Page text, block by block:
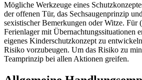
Mögliche Werkzeuge eines
der offenen Tür, das Sechsaugenprinzip
sexistischer Bemerkungen oder Witze. Für
Ferienlager mit Übernachtungssituationen
eigenes Kinderschutzkonzept zu
Risiko vorzubeugen. Um das Risiko zu
Teamprinzip bei allen Aktionen greifen.